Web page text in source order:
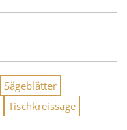
Sägeblätter
Tischkreissäge